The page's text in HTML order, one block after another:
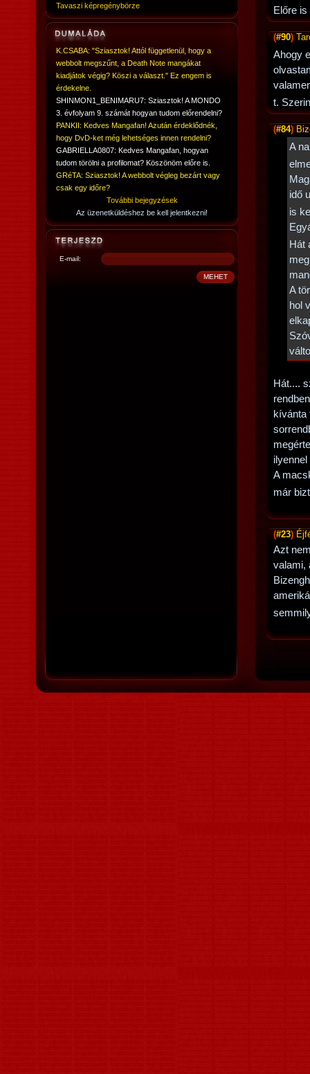
Tavaszi képregénybörze
K.CSABA: "Sziasztok! Attól függetlenül, hogy a
webbolt megszűnt, a Death Note mangákat
kiadjátok végig? Köszi a választ." Ez engem is
érdekelne.
SHINMON1_BENIMARU7: Sziasztok! A MONDO
3. évfolyam 9. számát hogyan tudom előrendelni?
PANKII: Kedves Mangafan! Azután érdeklődnék,
hogy DvD-ket még lehetséges innen rendelni?
GABRIELLA0807: Kedves Mangafan, hogyan
tudom törölni a profilomat? Köszönöm előre is.
GRéTA: Sziasztok! A webbolt végleg bezárt vagy
csak egy időre?
További bejegyzések
Az üzenetküldéshez be kell jelentkezni!
E-mail:
Előre
(#90)
Ahogy
t.
(#84)
A
idő
is
Hát
A
hol
Hát....
kívánta
A
már
(#23)
Azt
valami,